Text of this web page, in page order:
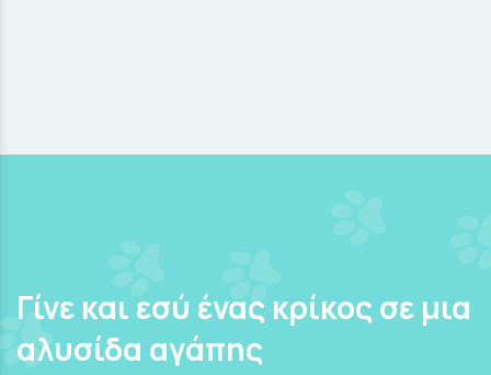
Γίνε και εσύ ένας κρίκος σε μια
αλυσίδα αγάπης